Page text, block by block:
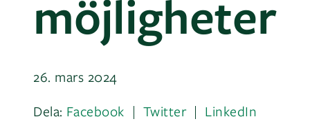
möjligheter
26. mars 2024
Dela: Facebook Twitter LinkedIn